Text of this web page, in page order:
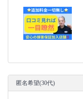
匿名希望(30代)